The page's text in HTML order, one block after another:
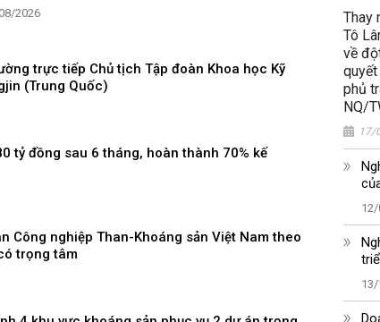
2026
trực tiếp Chủ tịch Tập đoàn Khoa học Kỹ
(Trung Quốc)
tỷ đồng sau 6 tháng, hoàn thành 70% kế
Công nghiệp Than-Khoáng sản Việt Nam theo
trọng tâm
Thay
Tô
về
phủ
NQ/
17/